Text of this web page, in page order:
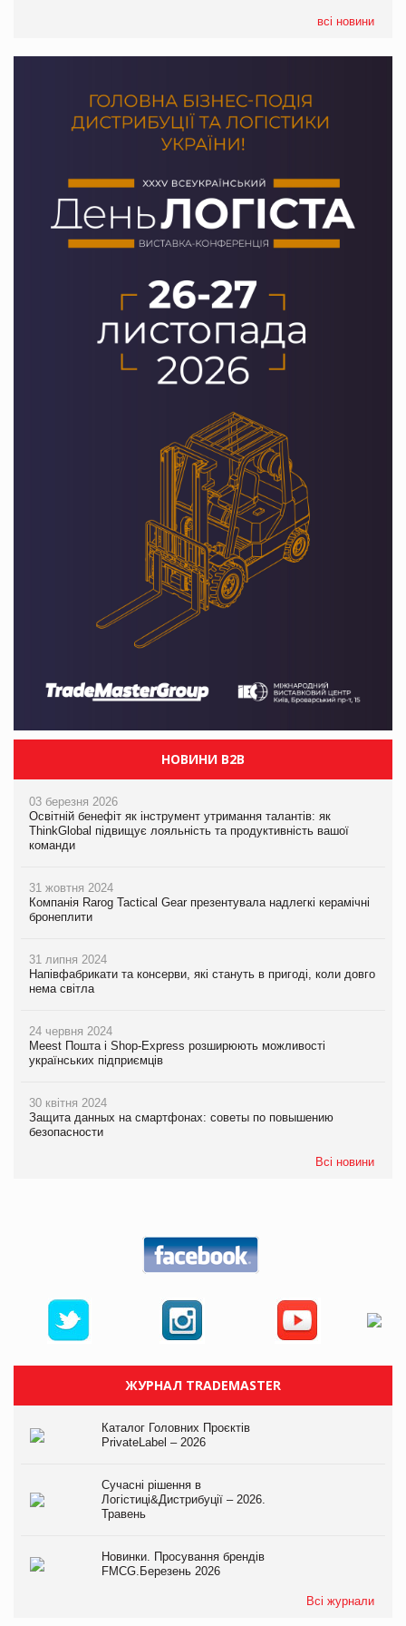
всі новини
НОВИНИ B2B
03 березня 2026
Освітній бенефіт як інструмент утримання талантів: як
ThinkGlobal підвищує лояльність та продуктивність вашої
команди
31 жовтня 2024
Компанія Rarog Tactical Gear презентувала надлегкі керамічні
бронеплити
31 липня 2024
Напівфабрикати та консерви, які стануть в пригоді, коли довго
нема світла
24 червня 2024
Meest Пошта і Shop-Express розширюють можливості
українських підприємців
30 квітня 2024
Защита данных на смартфонах: советы по повышению
безопасности
Всі новини
ЖУРНАЛ TRADEMASTER
Каталог Головних Проєктів
PrivateLabel – 2026
Сучасні рішення в
Логістиці&Дистрибуції – 2026.
Травень
Новинки. Просування брендів
FMCG.Березень 2026
Всі журнали